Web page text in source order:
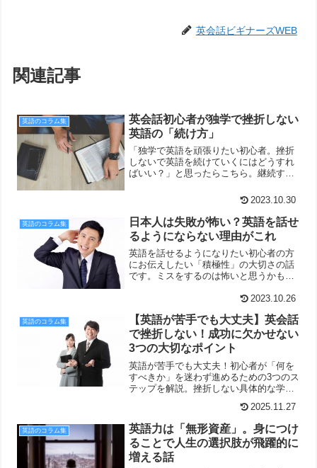
英会話ビギナーズWEB
関連記事
英語のコラム集
英会話初心者が独学で挫折しない
英語の「続け方」
「独学で英語を頑張りたい初心者。挫折
しないで英語を続けていくにはどうすれ
ばいい？」と思ったらこちら。継続する
2023.10.30
英語のコラム集
日本人は失敗が怖い？英語を話せ
るようにならない理由がこれ
英語を話せるようになりたい初心者の方
にお伝えしたい「積極性」の大切さの話
です。ミスをするのは怖いと思うかもし
2023.10.26
英語のコラム集
【英語が苦手でも大丈夫】英会話
で挫折しない！成功に欠かせない
3つの大切なポイント
英語が苦手でも大丈夫！初心者が「何を
すべきか」を迷わず進めるための3つのス
テップを解説。挫折しない具体的な学習
2025.11.27
英語のコラム集
英語力は「無形資産」。身につけ
ることで人生の選択肢が飛躍的に
増える話